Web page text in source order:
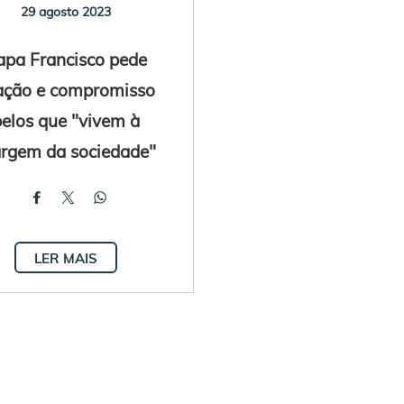
29 agosto 2023
Francisco pede
e compromisso
que "vivem à
da sociedade"
LER MAIS